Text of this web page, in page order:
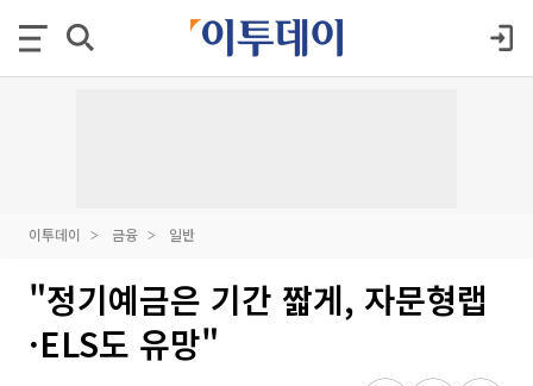
이투데이 금융 일반
"정기예금은 기간 짧게, 자문형랩
·ELS도 유망"